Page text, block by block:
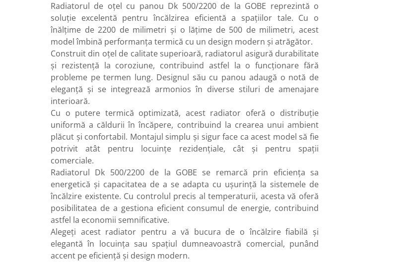
Radiatoare din otel
Radiatoare din aluminiu
Radiatoare de baie portprosop
Accesorii radiatoare
Preparatoare pentru apa calda
Boilere electrice
Boilere termoelectrice
Boilere indirecte cu serpentina
Boilere solare indirecte (cu
Boilere pentru pompe de caldura
Accesorii boilere
Incalzire in pardoseala
Tevi si fitinguri
Tevi si fitinguri PPR
Radiatorul de oțel cu panou Dk 500/2200 de la GOBE reprezintă o
soluție excelentă pentru încălzirea eficientă a spațiilor tale. Cu o
înălțime de 2200 de milimetri și o lățime de 500 de milimetri, acest
model îmbină performanța termică cu un design modern și atrăgător.
Construit din oțel de calitate superioară, radiatorul asigură durabilitate
și rezistență la coroziune, contribuind astfel la o funcționare fără
probleme pe termen lung. Designul său cu panou adaugă o notă de
eleganță și se integrează armonios în diverse stiluri de amenajare
interioară.
Cu o putere termică optimizată, acest radiator oferă o distribuție
uniformă a căldurii în încăpere, contribuind la crearea unui ambient
plăcut și confortabil. Montajul simplu și sigur face ca acest model să fie
potrivit atât pentru locuințe rezidențiale, cât și pentru spații
comerciale.
Radiatorul Dk 500/2200 de la GOBE se remarcă prin eficiența sa
energetică și capacitatea de a se adapta cu ușurință la sistemele de
încălzire existente. Cu controlul precis al temperaturii, acesta vă oferă
posibilitatea de a gestiona eficient consumul de energie, contribuind
astfel la economii semnificative.
Alegeți acest radiator pentru a vă bucura de o încălzire fiabilă și
elegantă în locuința sau spațiul dumneavoastră comercial, punând
accent pe eficiență și design modern.